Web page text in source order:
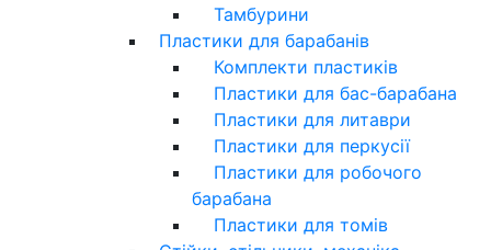
Тамбурини
Пластики для барабанів
Комплекти пластиків
Пластики для бас-барабана
Пластики для литаври
Пластики для перкусії
Пластики для робочого
барабана
Пластики для томів